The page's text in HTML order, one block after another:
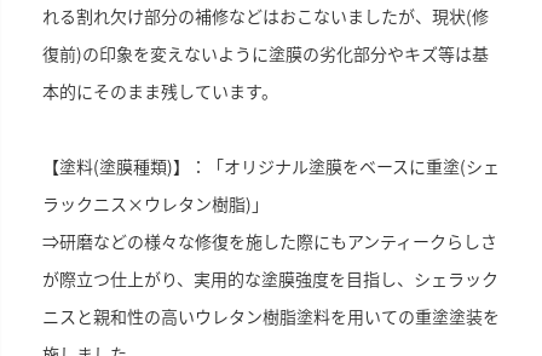
れる割れ欠け部分の補修などはおこないましたが、現状(修
復前)の印象を変えないように塗膜の劣化部分やキズ等は基
本的にそのまま残しています。
【塗料(塗膜種類)】：「オリジナル塗膜をベースに重塗(シェ
ラックニス×ウレタン樹脂)」
⇒研磨などの様々な修復を施した際にもアンティークらしさ
が際立つ仕上がり、実用的な塗膜強度を目指し、シェラック
ニスと親和性の高いウレタン樹脂塗料を用いての重塗塗装を